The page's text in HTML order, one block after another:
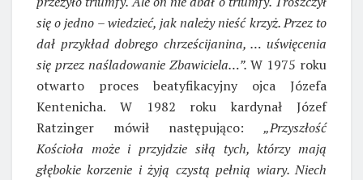
się o jedno – wiedzieć, jak należy nieść krzyż. Przez to
dał przykład dobrego chrześcijanina, … uświęcenia
się przez naśladowanie Zbawiciela…”. W 1975 roku
otwarto proces beatyfikacyjny ojca Józefa
Kentenicha. W 1982 roku kardynał Józef
Ratzinger mówił następująco: „Przyszłość
Kościoła może i przyjdzie siłą tych, którzy mają
głębokie korzenie i żyją czystą pełnią wiary. Niech